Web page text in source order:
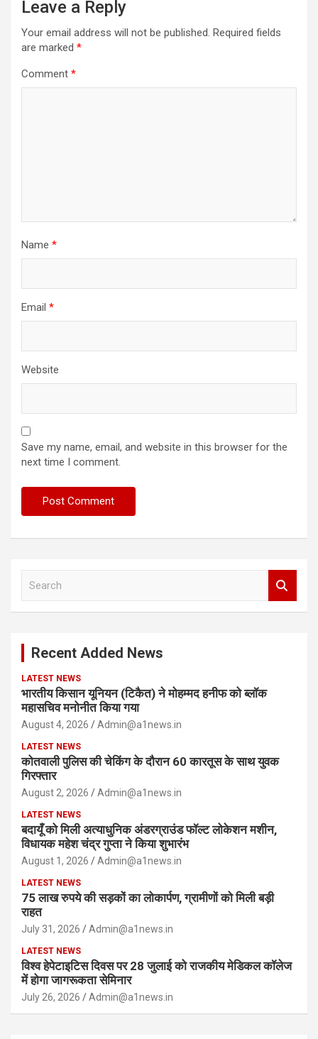
Leave a Reply
Your email address will not be published. Required fields
are marked *
Comment *
Name *
Email *
Website
Save my name, email, and website in this browser for the
next time I comment.
Recent Added News
LATEST NEWS
भारतीय किसान यूनियन (टिकैत) ने मोहम्मद हनीफ को ब्लॉक
महासचिव मनोनीत किया गया
August 4, 2026 Admin@a1news.in
LATEST NEWS
कोतवाली पुलिस की चेकिंग के दौरान 60 कारतूस के साथ युवक
गिरफ्तार
August 2, 2026 Admin@a1news.in
LATEST NEWS
बदायूँ को मिली अत्याधुनिक अंडरग्राउंड फॉल्ट लोकेशन मशीन,
विधायक महेश चंद्र गुप्ता ने किया शुभारंभ
August 1, 2026 Admin@a1news.in
LATEST NEWS
75 लाख रुपये की सड़कों का लोकार्पण, ग्रामीणों को मिली बड़ी
राहत
July 31, 2026 Admin@a1news.in
LATEST NEWS
विश्व हेपेटाइटिस दिवस पर 28 जुलाई को राजकीय मेडिकल कॉलेज
में होगा जागरूकता सेमिनार
July 26, 2026 Admin@a1news.in